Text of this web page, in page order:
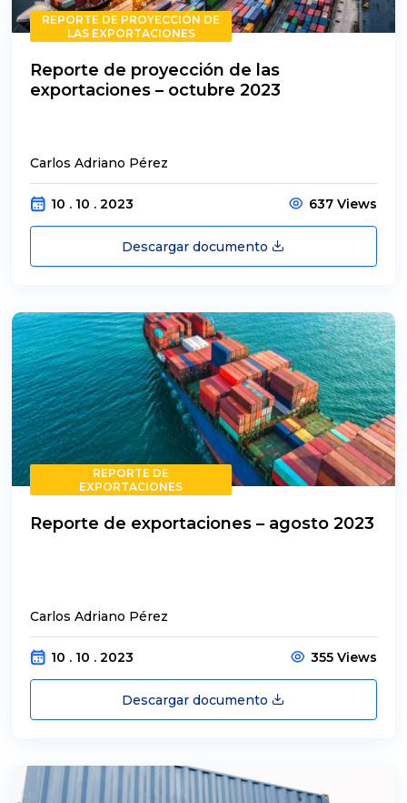
REPORTE DE PROYECCIÓN DE
LAS EXPORTACIONES
Reporte de proyección de las
exportaciones – octubre 2023
Carlos Adriano Pérez
10 . 10 . 2023 637 Views
Descargar documento
REPORTE DE
EXPORTACIONES
Reporte de exportaciones – agosto 2023
Carlos Adriano Pérez
10 . 10 . 2023 355 Views
Descargar documento